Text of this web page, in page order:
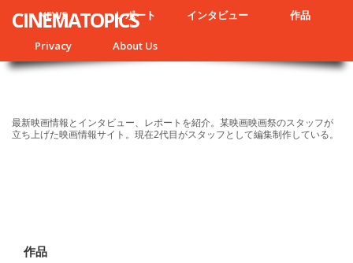
NEWS レポート インタビュー 作品
Privacy About Us
CINEMATOPICS
最新映画情報とインタビュー、レポートを紹介。某映画映画祭のスタッフが
立ち上げた映画情報サイト。現在2代目がスタッフとして編集制作している。
作品